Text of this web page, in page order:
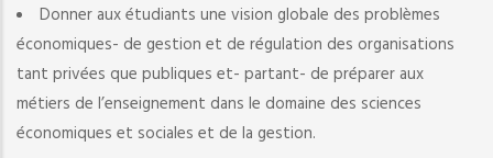
Donner aux étudiants une vision globale des problèmes
économiques- de gestion et de régulation des organisations
tant privées que publiques et- partant- de préparer aux
métiers de l’enseignement dans le domaine des sciences
économiques et sociales et de la gestion.